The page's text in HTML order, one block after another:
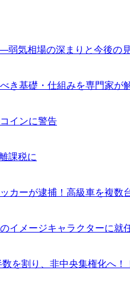
弱気相場の深まりと今後の
き基礎・仕組みを専門家が
インに警告
課税に
カーが逮捕！高級車を複数
イメージキャラクターに就
を割り、非中央集権化へ！